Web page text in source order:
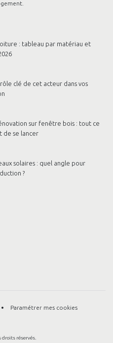
: tableau par matériau et
clé de cet acteur dans vos
sur fenêtre bois : tout ce
de se lancer
solaires : quel angle pour
?
Paramétrer mes cookies
droits réservés.